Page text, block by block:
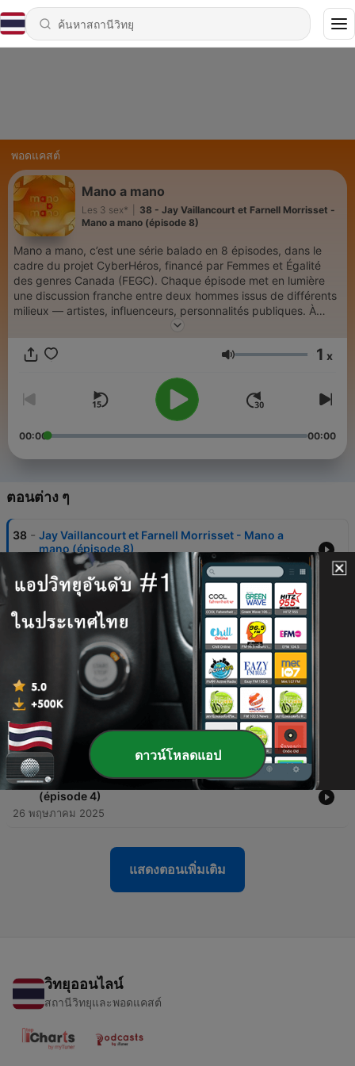
พอดแคสต์
Mano a mano
Les 3 sex*
38 - Jay Vaillancourt et Farnell Morrisset -
Mano a mano (épisode 8)
Mano a mano, c’est une série balado en 8 épisodes, dans le
cadre du projet CyberHéros, financé par Femmes et Égalité
des genres Canada (FEGC). Chaque épisode met en lumière
une discussion franche entre deux hommes issus de différents
milieux — artistes, influenceurs, personnalités publiques. À
travers ces dialogues sincères, la série explore les normes
sociale, l’identité masculine et la violence. ระดับเสียง 1 x
00:00 00:00
ตอนต่าง ๆ
38 - Jay Vaillancourt et Farnell Morrisset - Mano a
mano (épisode 8)
23 มิ.ย. 2025
-
Kevin Raphaël et Sébastien Potvin alias Barbada -
Mano a mano (épisode 7)
16 มิ.ย. 2025
Bastien Art et Murphy Cooper - Mano a mano
(épisode 6)
09 มิ.ย. 2025
35 - Claude Bégin et Louis T. - Mano a mano (épisode
5)
02 มิ.ย. 2025
34 - Farnell Morisset et Barbada - Mano a mano
(épisode 4)
26 พฤษภาคม 2025
แสดงตอนเพิ่มเติม
วิทยุออนไลน์
สถานีวิทยุและพอดแคสต์
ดาวน์โหลดแอป